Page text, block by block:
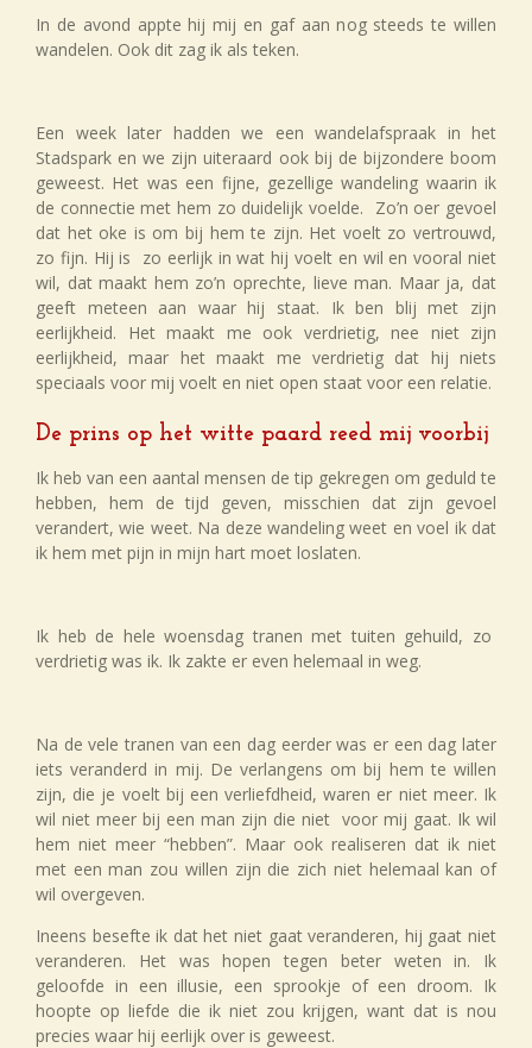
In de avond appte hij mij en gaf aan nog steeds te willen
wandelen. Ook dit zag ik als teken.
Een week later hadden we een wandelafspraak in het
Stadspark en we zijn uiteraard ook bij de bijzondere boom
geweest. Het was een fijne, gezellige wandeling waarin ik
de connectie met hem zo duidelijk voelde. Zo’n oer gevoel
dat het oke is om bij hem te zijn. Het voelt zo vertrouwd,
zo fijn. Hij is zo eerlijk in wat hij voelt en wil en vooral niet
wil, dat maakt hem zo’n oprechte, lieve man. Maar ja, dat
geeft meteen aan waar hij staat. Ik ben blij met zijn
eerlijkheid. Het maakt me ook verdrietig, nee niet zijn
eerlijkheid, maar het maakt me verdrietig dat hij niets
speciaals voor mij voelt en niet open staat voor een relatie.
De prins op het witte paard reed mij voorbij
Ik heb van een aantal mensen de tip gekregen om geduld te
hebben, hem de tijd geven, misschien dat zijn gevoel
verandert, wie weet. Na deze wandeling weet en voel ik dat
ik hem met pijn in mijn hart moet loslaten.
Ik heb de hele woensdag tranen met tuiten gehuild, zo
verdrietig was ik. Ik zakte er even helemaal in weg.
Na de vele tranen van een dag eerder was er een dag later
iets veranderd in mij. De verlangens om bij hem te willen
zijn, die je voelt bij een verliefdheid, waren er niet meer. Ik
wil niet meer bij een man zijn die niet voor mij gaat. Ik wil
hem niet meer “hebben”. Maar ook realiseren dat ik niet
met een man zou willen zijn die zich niet helemaal kan of
wil overgeven.
Ineens besefte ik dat het niet gaat veranderen, hij gaat niet
veranderen. Het was hopen tegen beter weten in. Ik
geloofde in een illusie, een sprookje of een droom. Ik
hoopte op liefde die ik niet zou krijgen, want dat is nou
precies waar hij eerlijk over is geweest.